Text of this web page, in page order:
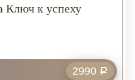
Ключ к успеху
2990 Р